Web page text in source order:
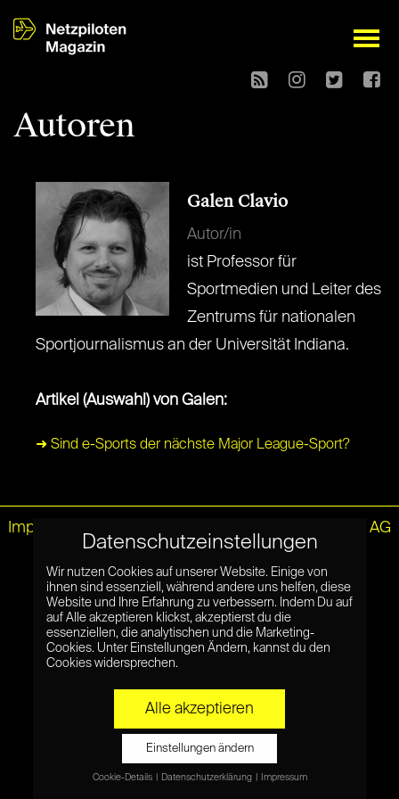
open
Autoren
Galen Clavio
Autor/in
ist Professor für
Sportmedien und Leiter des
Zentrums für nationalen
Sportjournalismus an der Universität Indiana.
Artikel (Auswahl) von Galen:
➜ Sind e-Sports der nächste Major League-Sport?
Impressum © Netzpiloten AG
Datenschutzeinstellungen
Wir nutzen Cookies auf unserer Website. Einige von
ihnen sind essenziell, während andere uns helfen, diese
Website und Ihre Erfahrung zu verbessern. Indem Du auf
auf Alle akzeptieren klickst, akzeptierst du die
essenziellen, die analytischen und die Marketing-
Cookies. Unter Einstellungen Ändern, kannst du den
Cookies widersprechen.
Alle akzeptieren
Einstellungen ändern
Cookie-Details Datenschutzerklärung Impressum